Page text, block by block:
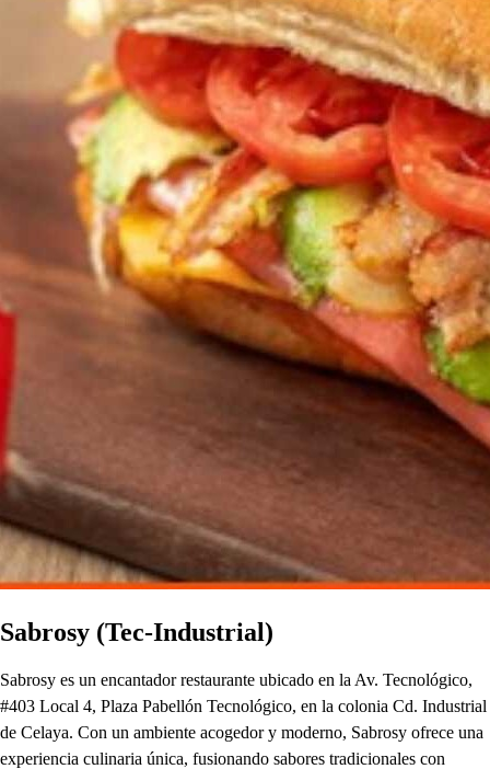
Sabrosy (Tec-Industrial)
Sabrosy es un encantador restaurante ubicado en la Av. Tecnológico,
#403 Local 4, Plaza Pabellón Tecnológico, en la colonia Cd. Industrial
de Celaya. Con un ambiente acogedor y moderno, Sabrosy ofrece una
experiencia culinaria única, fusionando sabores tradicionales con